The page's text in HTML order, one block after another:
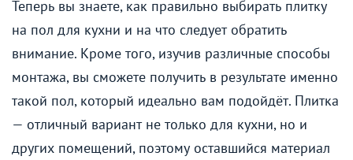
Теперь вы знаете, как правильно выбирать плитку
на пол для кухни и на что следует обратить
внимание. Кроме того, изучив различные способы
монтажа, вы сможете получить в результате именно
такой пол, который идеально вам подойдёт. Плитка
— отличный вариант не только для кухни, но и
других помещений, поэтому оставшийся материал